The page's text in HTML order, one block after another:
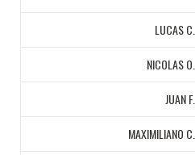
LUCAS C.
NICOLAS O.
JUAN F.
MAXIMILIANO C.